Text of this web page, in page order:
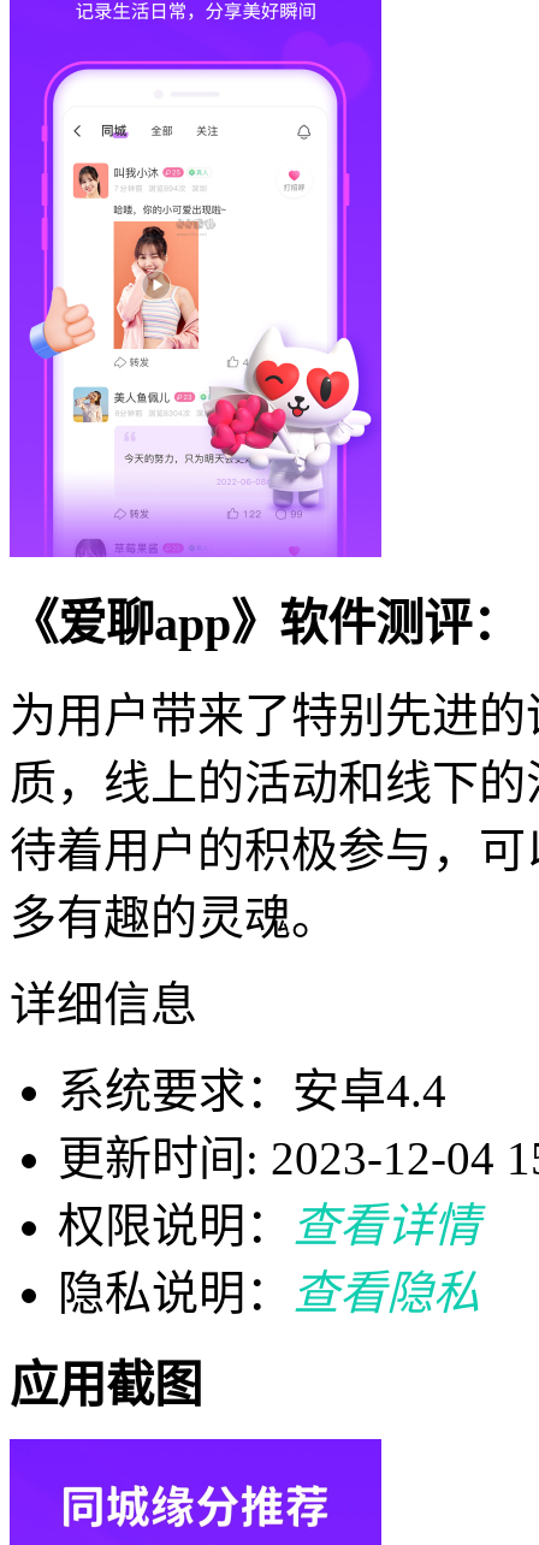
《爱聊app》软件测评：
为用户带来了特别先进
质，线上的活动和线下
待着用户的积极参与，
多有趣的灵魂。
详细信息
系统要求：安卓4.4
更新时间: 2023-12-04
权限说明：
查看详情
隐私说明：
查看隐私
应用截图